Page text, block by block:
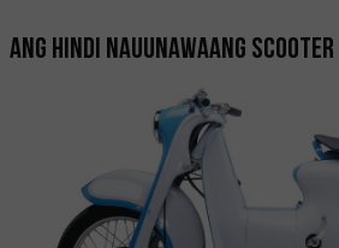
Ang hindi nauunawaang scooter